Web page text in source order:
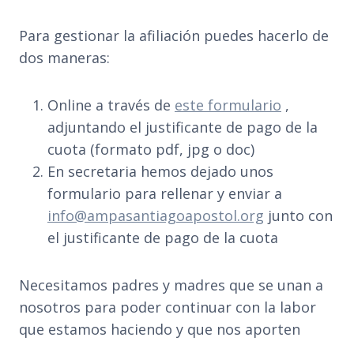
Para gestionar la afiliación puedes hacerlo de
dos maneras:
Online a través de este formulario ,
adjuntando el justificante de pago de la
cuota (formato pdf, jpg o doc)
En secretaria hemos dejado unos
formulario para rellenar y enviar a
info@ampasantiagoapostol.org junto con
el justificante de pago de la cuota
Necesitamos padres y madres que se unan a
nosotros para poder continuar con la labor
que estamos haciendo y que nos aporten